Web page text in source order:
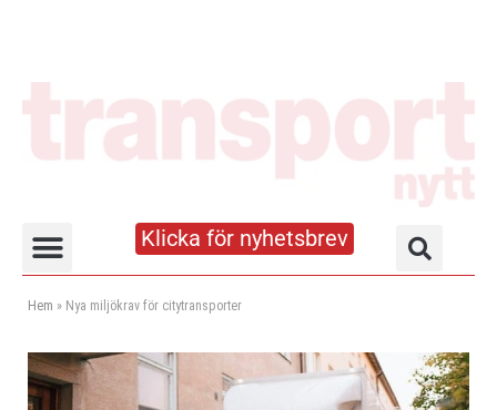
Klicka för nyhetsbrev
Hem » Nya miljökrav för citytransporter